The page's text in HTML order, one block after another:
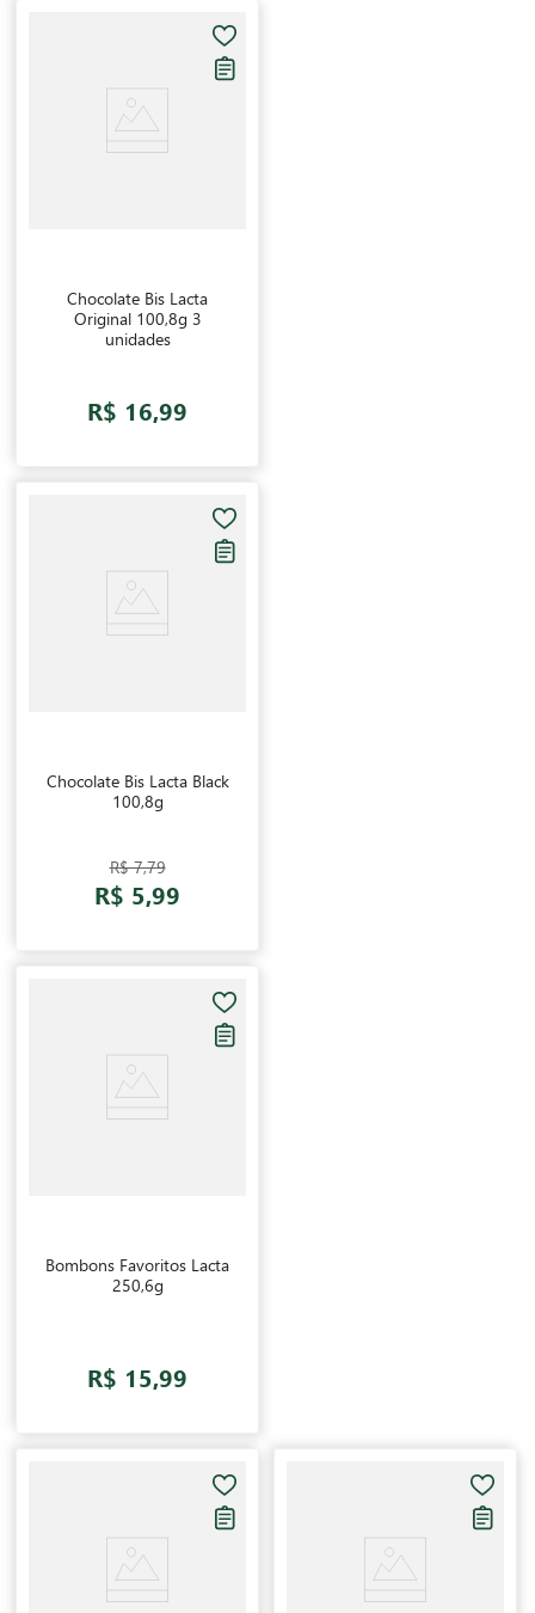
Chocolate Bis Lacta
Original 100,8g 3
unidades
R$ 16,99
Chocolate Bis Lacta Black
100,8g
R$ 7,79
R$ 5,99
Bombons Favoritos Lacta
250,6g
R$ 15,99